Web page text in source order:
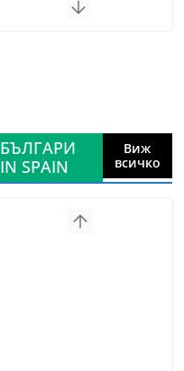
БЪЛГАРИ
IN SPAIN
Виж
всичко